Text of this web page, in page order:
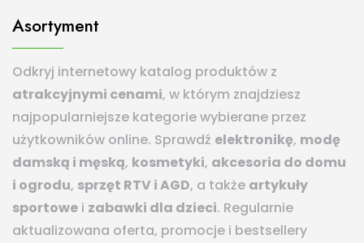
Asortyment
Odkryj internetowy katalog produktów z
atrakcyjnymi cenami, w którym znajdziesz
najpopularniejsze kategorie wybierane przez
użytkowników online. Sprawdź elektronikę, modę
damską i męską, kosmetyki, akcesoria do domu
i ogrodu, sprzęt RTV i AGD, a także artykuły
sportowe i zabawki dla dzieci. Regularnie
aktualizowana oferta, promocje i bestsellery